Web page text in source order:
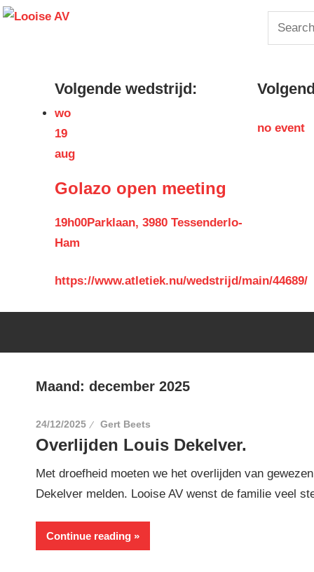
Skip
Search
for:
Volgende wedstrijd:
wo
19
aug
Golazo open meeting
19h00Parklaan, 3980 Tessenderlo-
Ham
https://www.atletiek.nu/wedstrijd/main/44689/
no event
Maand: december 2025
24/12/2025 Gert Beets
Overlijden Louis Dekelver.
Met droefheid moeten we het overlijden van
Dekelver melden. Looise AV wenst de familie veel
Continue reading